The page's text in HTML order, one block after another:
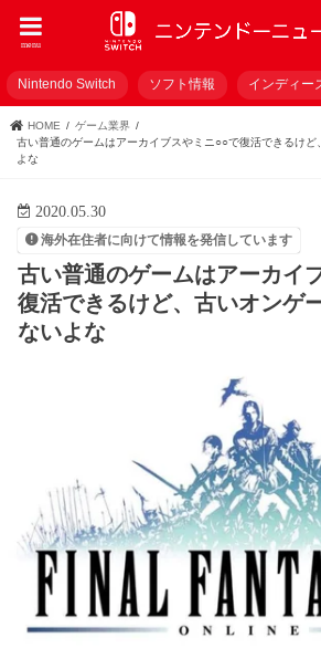
menu
Nintendo Switch ソフト情報 インディー
HOME
ゲーム業界
古い普通のゲームはアーカイブスやミニ○○で復活できるけ
よな
2020.05.30
海外在住者に向けて情報を発信しています
古い普通のゲームはアーカイ
復活できるけど、古いオンゲ
ないよな